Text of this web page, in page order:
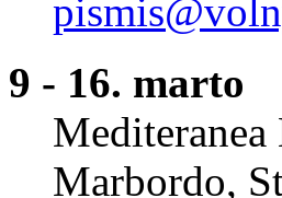
9 - 16. marto
Mediteranea
Marbordo,